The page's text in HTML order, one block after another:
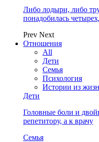
Либо лодыри, либо
понадобилась
Prev Next
Отношения
All
Дети
Семья
Психология
Истории из
Дети
Головные боли и
репетитору, а к врачу
Семья